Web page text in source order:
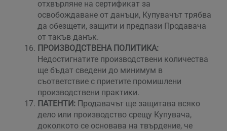
отхвърляне на сертификат за
освобождаване от данъци, Купувачът трябва
да обезщети, защити и предпази Продавача
от такъв данък.
ПРОИЗВОДСТВЕНА ПОЛИТИКА:
Недостигнатите производствени количества
ще бъдат сведени до минимум в
съответствие с приетите промишлени
производствени практики.
ПАТЕНТИ:Продавачът ще защитава всяко
дело или производство срещу Купувача,
доколкото се основава на твърдение, че